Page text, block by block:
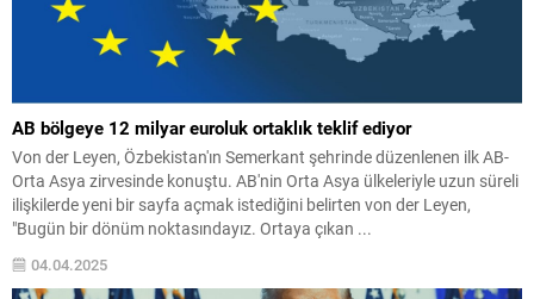
AB bölgeye 12 milyar euroluk ortaklık teklif ediyor
Von der Leyen, Özbekistan'ın Semerkant şehrinde düzenlenen ilk AB-
Orta Asya zirvesinde konuştu. AB'nin Orta Asya ülkeleriyle uzun süreli
ilişkilerde yeni bir sayfa açmak istediğini belirten von der Leyen,
"Bugün bir dönüm noktasındayız. Ortaya çıkan ...
04.04.2025